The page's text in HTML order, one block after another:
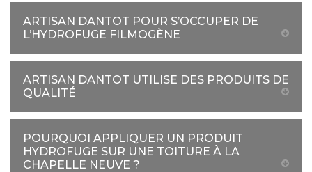
ARTISAN DANTOT POUR S’OCCUPER DE
L’HYDROFUGE FILMOGÈNE
ARTISAN DANTOT UTILISE DES PRODUITS DE
QUALITÉ
POURQUOI APPLIQUER UN PRODUIT
HYDROFUGE SUR UNE TOITURE À LA
CHAPELLE NEUVE ?